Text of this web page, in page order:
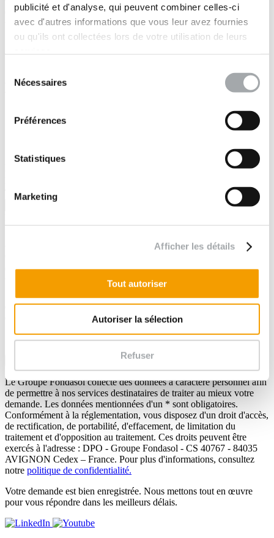
publicité et d'analyse, qui peuvent combiner celles-ci
avec d'autres informations que vous leur avez fournies
ou qu'ils ont collectées lors de votre utilisation de leurs
Nécessaires
Préférences
Statistiques
Marketing
Afficher les détails
Tout autoriser
Autoriser la sélection
Refuser
Code postal *
Ville *
Coordonnées GPS
Mes coordonnées
Civilité *
Téléphone *Veuillez saisir un numéro de téléphone valide
Code postal *
En soumettant ce formulaire, j'accepte la charte relative aux
données personnelles et que les informations saisies soient traitées
dans le cadre de la demande de contact *.
* Champs obligatoires
Le Groupe Fondasol collecte des données à caractère personnel afin
de permettre à nos services destinataires de traiter au mieux votre
demande. Les données mentionnées d'un * sont obligatoires.
Conformément à la réglementation, vous disposez d'un droit d'accès,
de rectification, de portabilité, d'effacement, de limitation du
traitement et d'opposition au traitement. Ces droits peuvent être
exercés à l'adresse : DPO - Groupe Fondasol - CS 40767 - 84035
AVIGNON Cedex – France. Pour plus d'informations, consultez
notre politique de confidentialité.
Votre demande est bien enregistrée. Nous mettons tout en œuvre
pour vous répondre dans les meilleurs délais.